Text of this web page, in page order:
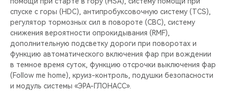
спуске с горы (HDC), антипробуксовочную систему (TCS),
регулятор тормозных сил в повороте (CBC), систему
снижения вероятности опрокидывания (RMF),
дополнительную подсветку дороги при поворотах и
функцию автоматического включения фар при вождении
в темное время суток, функцию отсрочки выключения фар
(Follow me home), круиз-контроль, подушки безопасности
и модуль системы «ЭРА-ГЛОНАСС».